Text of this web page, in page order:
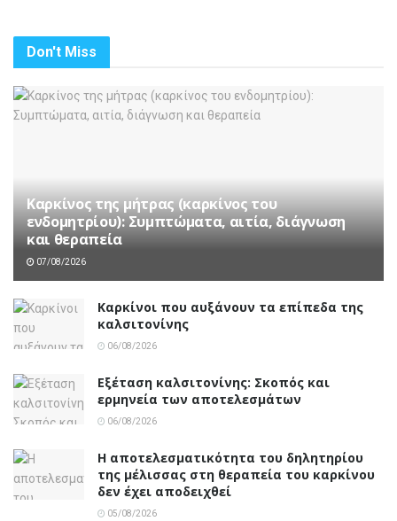
Don't Miss
Καρκίνος της μήτρας (καρκίνος του
ενδομητρίου): Συμπτώματα, αιτία, διάγνωση
και θεραπεία
07/08/2026
Καρκίνοι που αυξάνουν τα επίπεδα της
καλσιτονίνης
06/08/2026
Εξέταση καλσιτονίνης: Σκοπός και
ερμηνεία των αποτελεσμάτων
06/08/2026
Η αποτελεσματικότητα του δηλητηρίου
της μέλισσας στη θεραπεία του καρκίνου
δεν έχει αποδειχθεί
05/08/2026